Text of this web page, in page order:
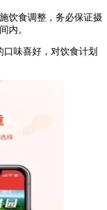
饮食调整，务必保证摄
内。
味喜好，对饮食计划